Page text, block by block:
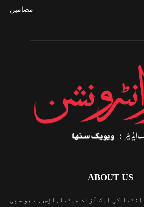
مضامین
ABOUT US
انڈیا کی ایک آزاد میڈیاہاؤس ہے جو سچی